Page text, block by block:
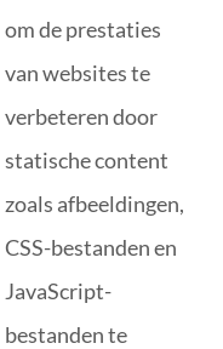
om de prestaties
van websites te
verbeteren door
statische content
zoals afbeeldingen,
CSS-bestanden en
JavaScript-
bestanden te